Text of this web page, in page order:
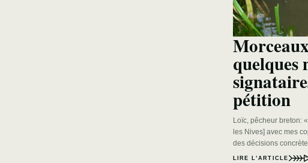
quelques
pétition
Loïc, pêcheur breton:
les Nives] avec mes
des décisions
LIRE L’ARTICLE